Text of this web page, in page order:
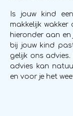
Is jouw kind
makkelijk
hieronder aan en
bij jouw kind
gelijk ons
advies kan
en voor je het